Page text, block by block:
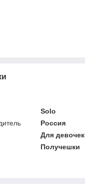
Solo
Россия
Для девочек
Получешки